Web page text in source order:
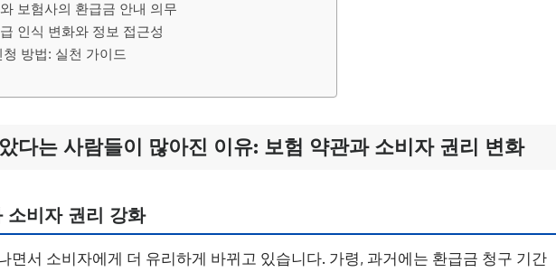
보험사의 환급금 안내 의무
인식 변화와 정보 접근성
방법: 실천 가이드
다는 사람들이 많아진 이유: 보험 약관과 소비자 권리 변화
소비자 권리 강화
면서 소비자에게 더 유리하게 바뀌고 있습니다. 가령, 과거에는 환급금 청구 기간